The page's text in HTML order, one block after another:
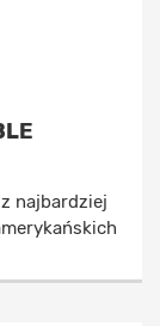
najbardziej